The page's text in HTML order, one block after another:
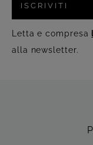
ISCRIVITI
Letta e compresa
alla newsletter.